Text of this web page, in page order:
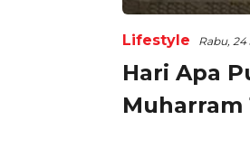
Lifestyle Rabu, 24
Hari Apa
Muharram